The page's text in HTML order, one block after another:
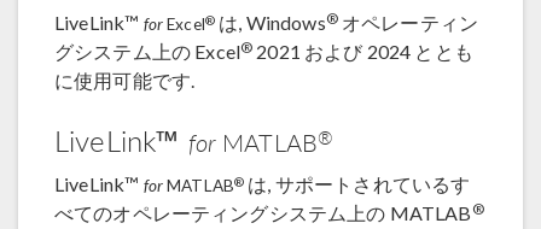
LiveLink™ forExcel® は, Windows®オペレーティン
グシステム上の Excel® 2021 および 2024 ととも
に使用可能です.
LiveLink™ forMATLAB®
LiveLink™ forMATLAB® は, サポートされているす
べてのオペレーティングシステム上の MATLAB ®